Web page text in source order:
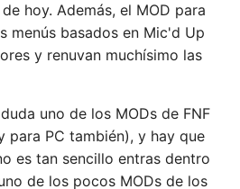
hoy. Además, el MOD para
menús basados en Mic'd Up
y renuvan muchísimo las
uno de los MODs de FNF
para PC también), y hay que
es tan sencillo entras dentro
de los pocos MODs de los